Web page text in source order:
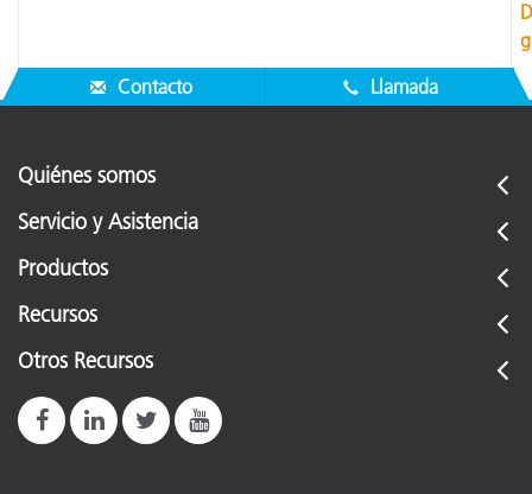
Contacto
Llamada
Quiénes somos
Servicio y Asistencia
Productos
Recursos
Otros Recursos